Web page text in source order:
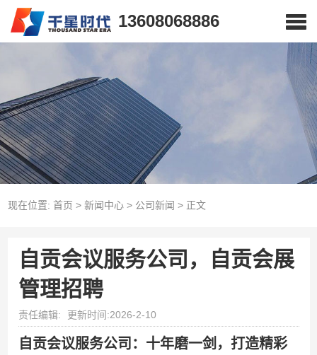
13608068886
现在位置: 首页 > 新闻中心> 公司新闻 > 正文
自贡会议服务公司，自贡会展
管理招聘
责任编辑: 更新时间:2026-2-10
自贡会议服务公司：十年磨一剑，打造精彩